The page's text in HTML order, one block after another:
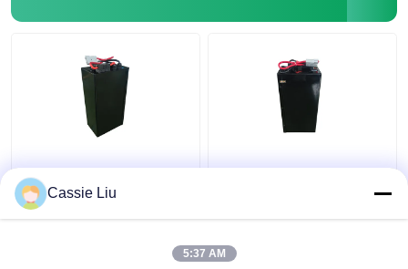
Chargeur électrique au
lithium Chargeur à
batterie chariot
Batteries au lithium
élévateurs électriques
à charpente 15 kg
Cassie Liu
5:37 AM